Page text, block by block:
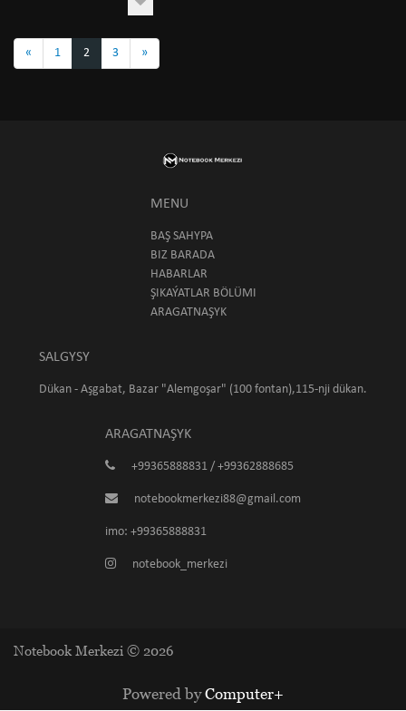
« 1 2 3 »
MENU
BAŞ SAHYPA
BIZ BARADA
HABARLAR
ŞIKAÝATLAR BÖLÜMI
ARAGATNAŞYK
SALGYSY
Dükan - Aşgabat, Bazar "Alemgoşar" (100 fontan),115-nji dükan.
ARAGATNAŞYK
+99365888831 / +99362888685
notebookmerkezi88@gmail.com
imo: +99365888831
notebook_merkezi
Notebook Merkezi © 2026
Powered byComputer+